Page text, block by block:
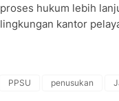
proses hukum lebih
lingkungan kantor
PPSU penusukan